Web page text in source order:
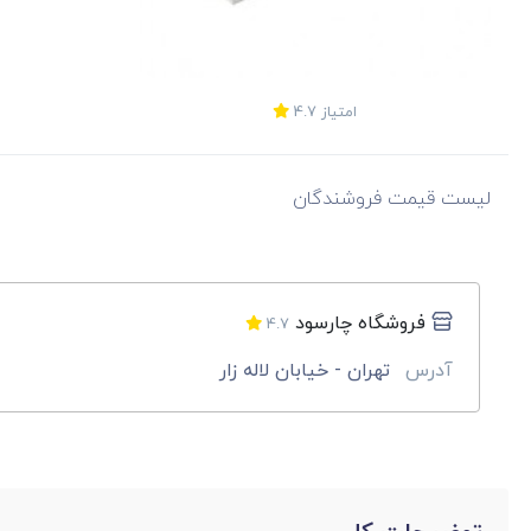
امتیاز 4.7
لیست قیمت فروشندگان
فروشگاه چارسود 4.7
آدرس تهران - خیابان لاله زار